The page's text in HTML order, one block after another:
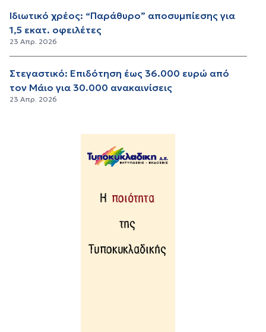
Ιδιωτικό χρέος: “Παράθυρο” αποσυμπίεσης για
1,5 εκατ. οφειλέτες
23 Απρ. 2026
Στεγαστικό: Επιδότηση έως 36.000 ευρώ από
τον Μάιο για 30.000 ανακαινίσεις
23 Απρ. 2026